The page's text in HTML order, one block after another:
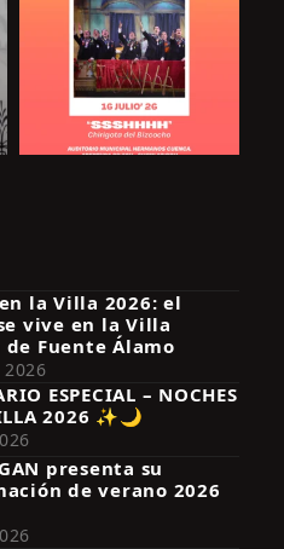
en Instagram
la Villa 2026: el
vive en la Villa
de Fuente Álamo
ESPECIAL – NOCHES
2026 ✨🌙
presenta su
de verano 2026